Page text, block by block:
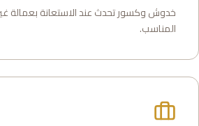
خدوش وكسور تحدث عند الاستعانة
المناسب.